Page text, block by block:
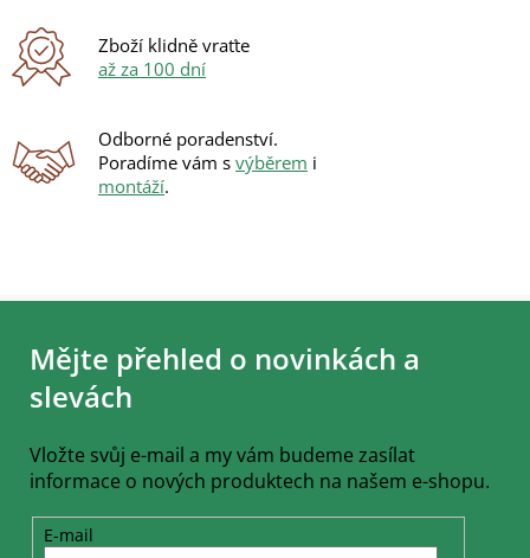
Zboží klidně vraťte
až za 100 dní
Odborné poradenství.
Poradíme vám s výběrem i
montáží.
Z
Mějte přehled o novinkách a
slevách
Vložte svůj e-mail a my vám budeme zasílat
informace o nových produktech na našem e-shopu.
E-mail